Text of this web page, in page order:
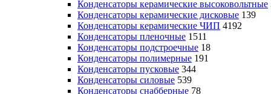
Конденсаторы керамические высоковольтные
Конденсаторы керамические дисковые 139
Конденсаторы керамические ЧИП 4192
Конденсаторы пленочные 1511
Конденсаторы подстроечные 18
Конденсаторы полимерные 191
Конденсаторы пусковые 344
Конденсаторы силовые 539
Конденсаторы снабберные 78